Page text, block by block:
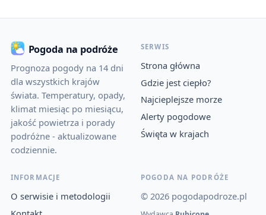
Pogoda na podróże
Prognoza pogody na 14 dni
dla wszystkich krajów
świata. Temperatury, opady,
klimat miesiąc po miesiącu,
jakość powietrza i porady
podróżne - aktualizowane
codziennie.
SERWIS
Strona główna
Gdzie jest ciepło?
Najcieplejsze morze
Alerty pogodowe
Święta w krajach
INFORMACJE
O serwisie i metodologii
POGODA NA PODRÓŻE
© 2026 pogodapodroze.pl